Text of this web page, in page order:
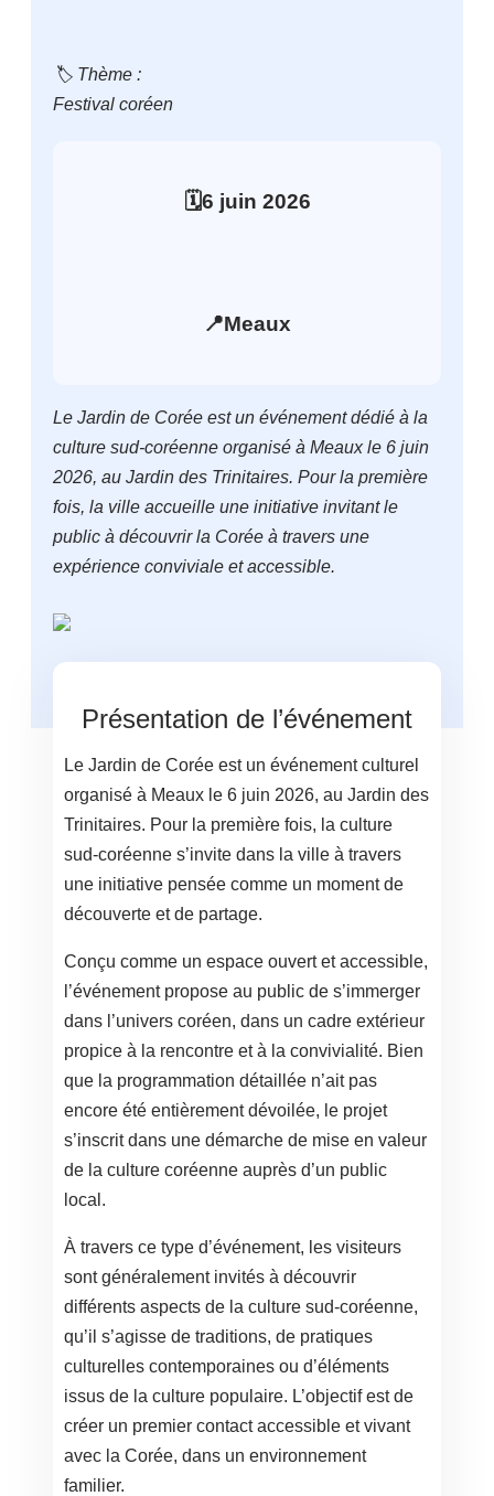
🏷️ Thème :
Festival coréen
🗓️6 juin 2026
📍Meaux
Le Jardin de Corée est un événement dédié à la
culture sud-coréenne organisé à Meaux le 6 juin
2026, au Jardin des Trinitaires. Pour la première
fois, la ville accueille une initiative invitant le
public à découvrir la Corée à travers une
expérience conviviale et accessible.
Présentation de l’événement
Le Jardin de Corée est un événement culturel
organisé à Meaux le 6 juin 2026, au Jardin des
Trinitaires. Pour la première fois, la culture
sud-coréenne s’invite dans la ville à travers
une initiative pensée comme un moment de
découverte et de partage.
Conçu comme un espace ouvert et accessible,
l’événement propose au public de s’immerger
dans l’univers coréen, dans un cadre extérieur
propice à la rencontre et à la convivialité. Bien
que la programmation détaillée n’ait pas
encore été entièrement dévoilée, le projet
s’inscrit dans une démarche de mise en valeur
de la culture coréenne auprès d’un public
local.
À travers ce type d’événement, les visiteurs
sont généralement invités à découvrir
différents aspects de la culture sud-coréenne,
qu’il s’agisse de traditions, de pratiques
culturelles contemporaines ou d’éléments
issus de la culture populaire. L’objectif est de
créer un premier contact accessible et vivant
avec la Corée, dans un environnement
familier.